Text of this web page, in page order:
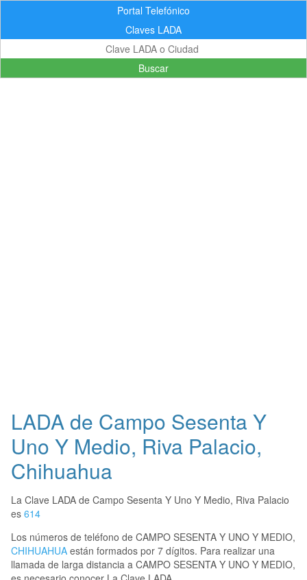
Portal Telefónico
Claves LADA
Buscar
LADA de Campo Sesenta Y
Uno Y Medio, Riva Palacio,
Chihuahua
La Clave LADA de Campo Sesenta Y Uno Y Medio, Riva Palacio
es 614
Los números de teléfono de CAMPO SESENTA Y UNO Y MEDIO,
CHIHUAHUA están formados por 7 dígitos. Para realizar una
llamada de larga distancia a CAMPO SESENTA Y UNO Y MEDIO,